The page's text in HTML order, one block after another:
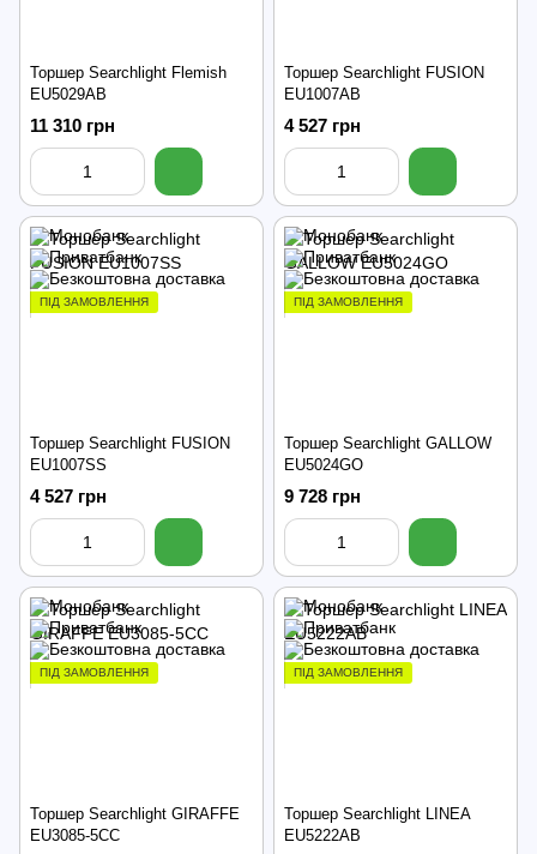
Торшер Searchlight Flemish
EU5029AB
11 310 грн
Торшер Searchlight FUSION
EU1007AB
4 527 грн
ПІД ЗАМОВЛЕННЯ
Торшер Searchlight FUSION
EU1007SS
4 527 грн
ПІД ЗАМОВЛЕННЯ
Торшер Searchlight GALLOW
EU5024GO
9 728 грн
ПІД ЗАМОВЛЕННЯ
Торшер Searchlight GIRAFFE
EU3085-5CC
ПІД ЗАМОВЛЕННЯ
Торшер Searchlight LINEA
EU5222AB